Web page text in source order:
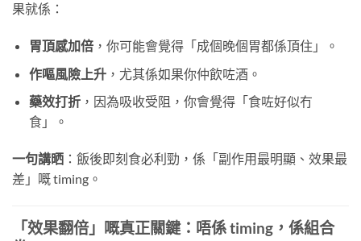
果就係：
胃頂感加倍，你可能會覺得「成個晚個胃都係頂住」。
作嘔風險上升，尤其係如果你仲飲咗酒。
藥效打折，因為吸收受阻，你會覺得「食咗好似冇
食」。
一句講晒 ：飯後即刻食必利勁，係「副作用最明顯、效果最
差」嘅 timing。
「效果翻倍」嘅真正關鍵：唔係 timing，係組合